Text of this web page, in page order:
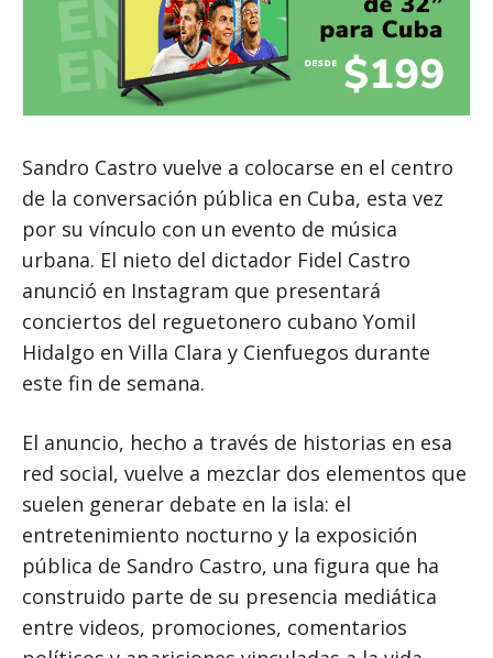
Sandro Castro vuelve a colocarse en el centro
de la conversación pública en Cuba, esta vez
por su vínculo con un evento de música
urbana. El nieto del dictador Fidel Castro
anunció en Instagram que presentará
conciertos del reguetonero cubano Yomil
Hidalgo en Villa Clara y Cienfuegos durante
este fin de semana.
El anuncio, hecho a través de historias en esa
red social, vuelve a mezclar dos elementos que
suelen generar debate en la isla: el
entretenimiento nocturno y la exposición
pública de Sandro Castro, una figura que ha
construido parte de su presencia mediática
entre videos, promociones, comentarios